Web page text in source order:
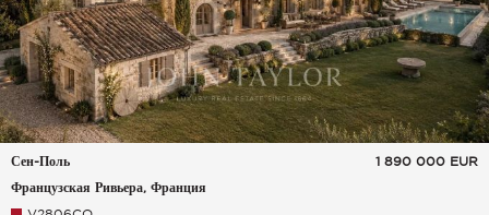
Сен-Поль
Французская Ривьера, Франция
1 890 000 EUR